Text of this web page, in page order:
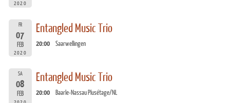
2020
FR
07
FEB
2020
Entangled Music Trio
20:00 Saarwellingen
SA
08
FEB
Entangled Music Trio
20:00 Baarle-Nassau Plusétage/NL